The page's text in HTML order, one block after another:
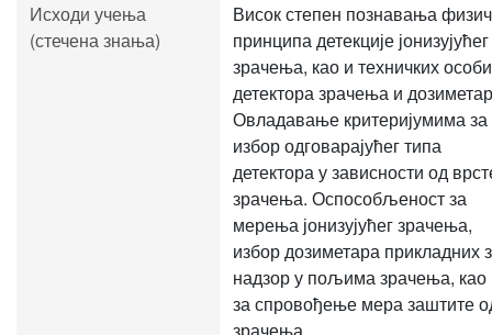
Исходи учења
(стечена знања)
Висок степен познавања
принципа детекције јонизујућег
зрачења, као и техничких
детектора зрачења и
Овладавање критеријумима за
избор одговарајућег типа
детектора у зависности од
зрачења. Оспособљеност за
мерења јонизујућег зрачења,
избор дозиметара прикладних
надзор у пољима зрачења, као
за спровођење мера заштите